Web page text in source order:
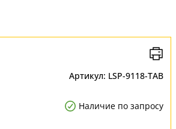
Артикул: LSP-9118-TAB
Наличие по запросу